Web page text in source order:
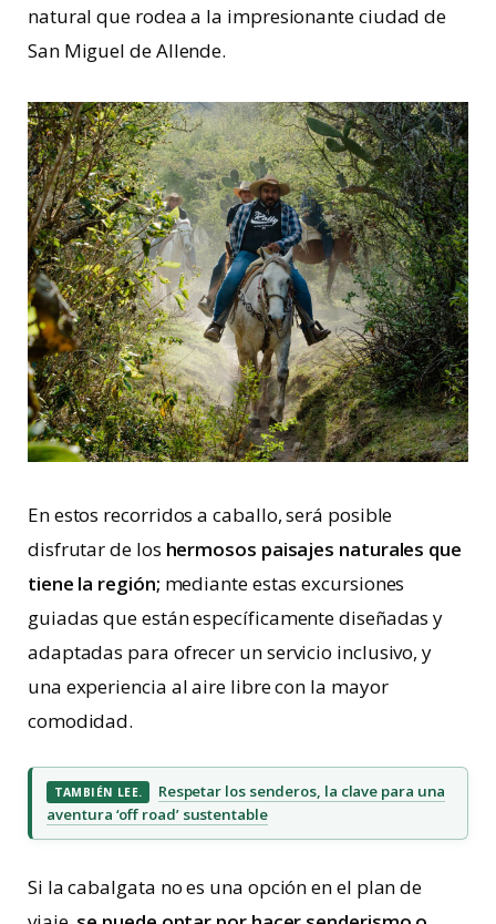
natural que rodea a la impresionante ciudad de
San Miguel de Allende.
En estos recorridos a caballo, será posible
disfrutar de los hermosos paisajes naturales que
tiene la región; mediante estas excursiones
guiadas que están específicamente diseñadas y
adaptadas para ofrecer un servicio inclusivo, y
una experiencia al aire libre con la mayor
comodidad.
TAMBIÉN LEE.
Respetar los senderos, la clave para una
aventura ‘off road’ sustentable
Si la cabalgata no es una opción en el plan de